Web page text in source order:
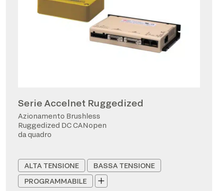
Serie Accelnet Ruggedized
Azionamento Brushless
Ruggedized DC CANopen
da quadro
ALTA TENSIONE
BASSA TENSIONE
PROGRAMMABILE